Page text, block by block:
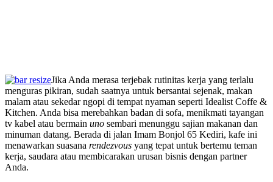
Jika Anda merasa terjebak rutinitas kerja yang terlalu
menguras pikiran, sudah saatnya untuk bersantai sejenak, makan
malam atau sekedar ngopi di tempat nyaman seperti Idealist Coffe &
Kitchen. Anda bisa merebahkan badan di sofa, menikmati tayangan
tv kabel atau bermain uno sembari menunggu sajian makanan dan
minuman datang. Berada di jalan Imam Bonjol 65 Kediri, kafe ini
menawarkan suasana rendezvous yang tepat untuk bertemu teman
kerja, saudara atau membicarakan urusan bisnis dengan partner
Anda.